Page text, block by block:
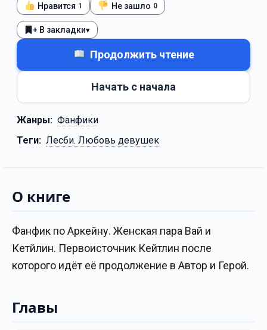
Нравится 1 Не зашло 0
+ В закладки▾
Продолжить чтение
Начать с начала
Жанры: Фанфики
Теги: Лесби. Любовь девушек
О книге
Фанфик по Аркейну. Женская пара Вай и
Кетйлин. Первоисточник Кейтлин после
которого идёт её продолжение в Автор и Герой.
Главы